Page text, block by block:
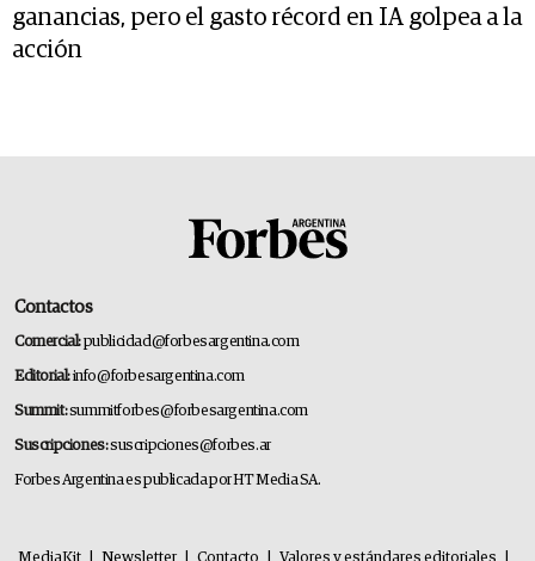
ganancias, pero el gasto récord en IA golpea a la
acción
Contactos
Comercial:publicidad@forbesargentina.com
Editorial:info@forbesargentina.com
Summit:summitforbes@forbesargentina.com
Suscripciones:suscripciones@forbes.ar
Forbes Argentina es publicada por HT Media SA.
MediaKit Newsletter Contacto Valores y estándares editoriales